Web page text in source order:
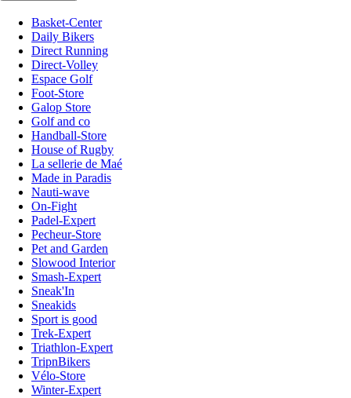
Basket-Center
Daily Bikers
Direct Running
Direct-Volley
Espace Golf
Foot-Store
Galop Store
Golf and co
Handball-Store
House of Rugby
La sellerie de Maé
Made in Paradis
Nauti-wave
On-Fight
Padel-Expert
Pecheur-Store
Pet and Garden
Slowood Interior
Smash-Expert
Sneak'In
Sneakids
Sport is good
Trek-Expert
Triathlon-Expert
TripnBikers
Vélo-Store
Winter-Expert